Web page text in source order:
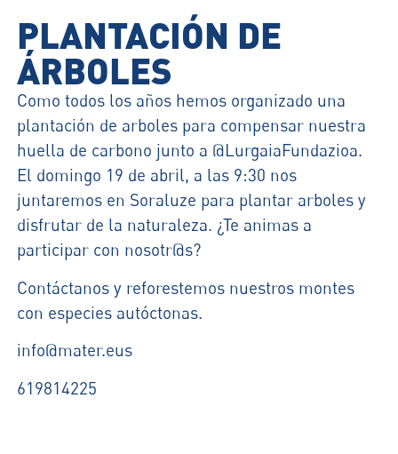
PLANTACIÓN DE
ÁRBOLES
Como todos los años hemos organizado una
plantación de arboles para compensar nuestra
huella de carbono junto a @LurgaiaFundazioa.
El domingo 19 de abril, a las 9:30 nos
juntaremos en Soraluze para plantar arboles y
disfrutar de la naturaleza. ¿Te animas a
participar con nosotr@s?
Contáctanos y reforestemos nuestros montes
con especies autóctonas.
info@mater.eus
619814225